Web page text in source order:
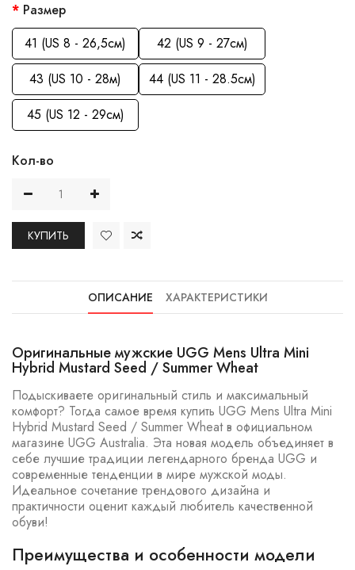
Размер
41 (US 8 - 26,5см)
42 (US 9 - 27см)
43 (US 10 - 28м)
44 (US 11 - 28.5см)
45 (US 12 - 29см)
Кол-во
КУПИТЬ
ОПИСАНИЕ ХАРАКТЕРИСТИКИ
Оригинальные мужские UGG Mens Ultra Mini
Hybrid Mustard Seed / Summer Wheat
Подыскиваете оригинальный стиль и максимальный
комфорт? Тогда самое время купить UGG Mens Ultra Mini
Hybrid Mustard Seed / Summer Wheat в официальном
магазине UGG Australia. Эта новая модель объединяет в
себе лучшие традиции легендарного бренда UGG и
современные тенденции в мире мужской моды.
Идеальное сочетание трендового дизайна и
практичности оценит каждый любитель качественной
обуви!
Преимущества и особенности модели